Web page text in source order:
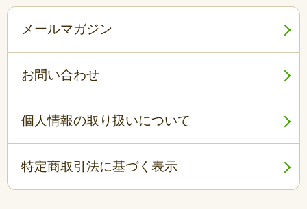
メールマガジン
お問い合わせ
個人情報の取り扱いについて
特定商取引法に基づく表示